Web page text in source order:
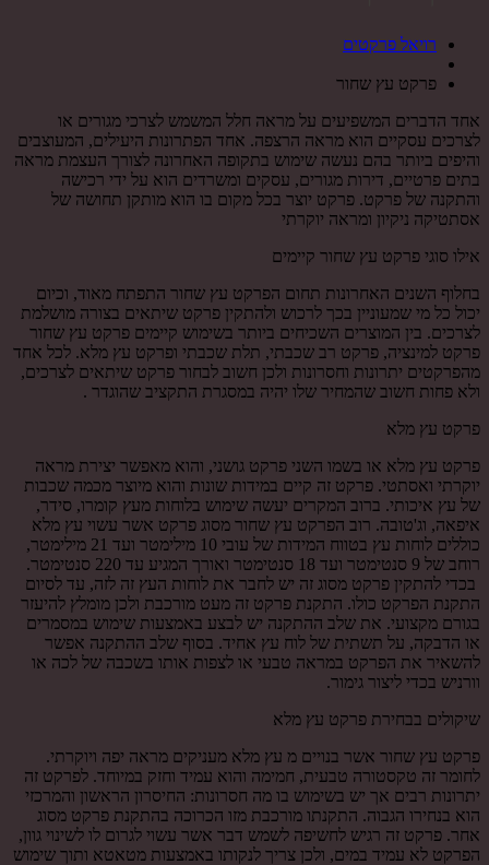
רויאל פרקטים
פרקט עץ שחור
אחד הדברים המשפיעים על מראה חלל המשמש לצרכי מגורים או
לצרכים עסקיים הוא מראה הרצפה. אחד הפתרונות היעילים, המעוצבים
והיפים ביותר בהם נעשה שימוש בתקופה האחרונה לצורך העצמת מראה
בתים פרטיים, דירות מגורים, עסקים ומשרדים הוא על ידי רכישה
והתקנה של פרקט. פרקט יוצר בכל מקום בו הוא מותקן תחושה של
אסתטיקה ניקיון ומראה יוקרתי
אילו סוגי פרקט עץ שחור קיימים
בחלוף השנים האחרונות תחום הפרקט עץ שחור התפתח מאוד, וכיום
יכול כל מי שמעוניין בכך לרכוש ולהתקין פרקט שיתאים בצורה מושלמת
לצרכים. בין המוצרים השכיחים ביותר בשימוש קיימים פרקט עץ שחור
פרקט למינציה, פרקט רב שכבתי, תלת שכבתי ופרקט עץ מלא. לכל אחד
מהפרקטים יתרונות וחסרונות ולכן חשוב לבחור פרקט שיתאים לצרכים,
ולא פחות חשוב שהמחיר שלו יהיה במסגרת התקציב שהוגדר .
פרקט עץ מלא
פרקט עץ מלא או בשמו השני פרקט גושני, והוא מאפשר יצירת מראה
יוקרתי ואסתטי. פרקט זה קיים במידות שונות והוא מיוצר מכמה שכבות
של עץ איכותי. ברוב המקרים יעשה שימוש בלוחות מעץ קומרו, סידר,
איפאה, וג'טובה. רוב הפרקט עץ שחור מסוג פרקט אשר עשוי עץ מלא
כוללים לוחות עץ בטווח המידות של עובי 10 מילימטר ועד 21 מילימטר,
רוחב של 9 סנטימטר ועד 18 סנטימטר ואורך המגיע עד 220 סנטימטר.
בכדי להתקין פרקט מסוג זה יש לחבר את לוחות העץ זה לזה, עד לסיום
התקנת הפרקט כולו. התקנת פרקט זה מעט מורכבת ולכן מומלץ להיעזר
בגורם מקצועי. את שלב ההתקנה יש לבצע באמצעות שימוש במסמרים
או הדבקה, על תשתית של לוח עץ אחיד. בסוף שלב ההתקנה אפשר
להשאיר את הפרקט במראה טבעי או לצפות אותו בשכבה של לכה או
וורניש בכדי ליצור גימור.
שיקולים בבחירת פרקט עץ מלא
פרקט עץ שחור אשר בנויים מ עץ מלא מעניקים מראה יפה ויוקרתי.
לחומר זה טקסטורה טבעית, חמימה והוא עמיד וחזק במיוחד. לפרקט זה
יתרונות רבים אך יש בשימוש בו מה חסרונות: החיסרון הראשון והמרכזי
הוא בנחירו הגבוה. התקנתו מורכבת מזו הכרוכה בהתקנת פרקט מסוג
אחר. פרקט זה רגיש לחשיפה לשמש דבר אשר עשוי לגרום לו לשינוי גוון,
הפרקט לא עמיד במים, ולכן צריך לנקותו באמצעות מטאטא ותוך שימוש